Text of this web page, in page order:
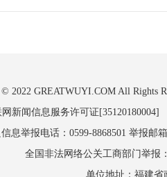
2022 GREATWUYI.COM All Rights
新闻信息服务许可证
息举报电话：0599-8868501 举报邮
全国非法网络公关工商部门举报
单位地址：福建省